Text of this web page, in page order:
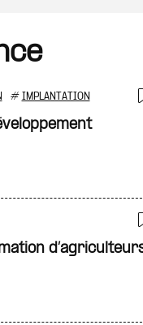
# IMPLANTATION